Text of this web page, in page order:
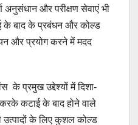
अनुसंधान और परीक्षण सेवाएं भी
के बाद के प्रबंधन और कोल्ड
और प्रयोग करने में मदद
के प्रमुख उद्देश्यों में दिशा-
कटाई के बाद होने वाले
उत्पादों के लिए कुशल कोल्ड